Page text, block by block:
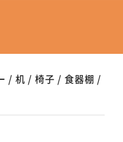
/ 机 / 椅子 / 食器棚 /